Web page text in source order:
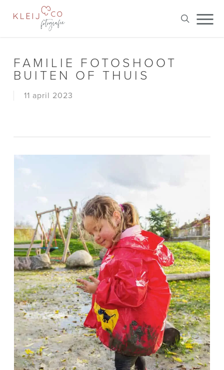
search
FAMILIE FOTOSHOOT
BUITEN OF THUIS
11 april 2023